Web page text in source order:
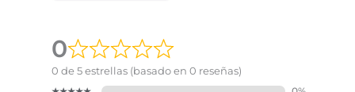
0
0 de 5 estrellas (basado en 0 reseñas)